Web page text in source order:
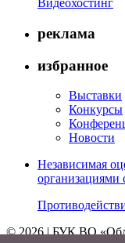
Видеохостинг
реклама
избранное
Выставки
Конкурсы
Новости
Независимая
организациями
© 2026 | БУК ВО